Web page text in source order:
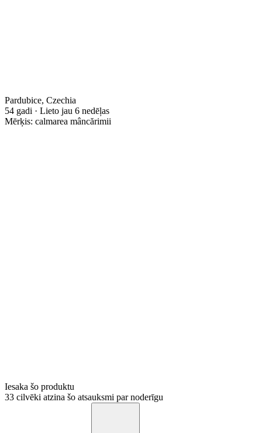
Pardubice, Czechia
54 gadi · Lieto jau 6 nedēļas
Mērķis: calmarea mâncărimii
Iesaka šo produktu
33 cilvēki atzina šo atsauksmi par noderīgu